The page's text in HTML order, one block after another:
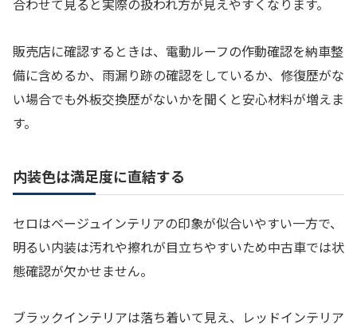
合わせて見ると実際の扱われ方が見えやすくなります。
販売店に確認するときは、電動ルーフの作動確認を納車整
備に含めるか、雨漏り跡の確認をしているか、修復歴がな
い場合でも外板交換歴がないかを聞くと安心材料が増えま
す。
内装色は満足度に直結する
セロはベージュインテリアの印象が似合いやすい一方で、
明るい内装は汚れや擦れが目立ちやすいため中古車では状
態確認が欠かせません。
ブラックインテリアは落ち着いて見え、レッドインテリア